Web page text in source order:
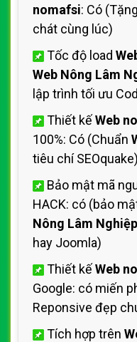
nomafsi: Có
chát cùng lúc)
Tốc độ load
Web Nông Lâm
lập trình tối ưu
Thiết kếWeb
100%: Có (Chuẩn
tiêu chí SEOquake)
Bảo mật mã
HACK: có (bảo
Nông Lâm Nghiệp
hay Joomla)
Thiết kếWeb
Google: có miến
Reponsive đẹp
Tích hợp trên